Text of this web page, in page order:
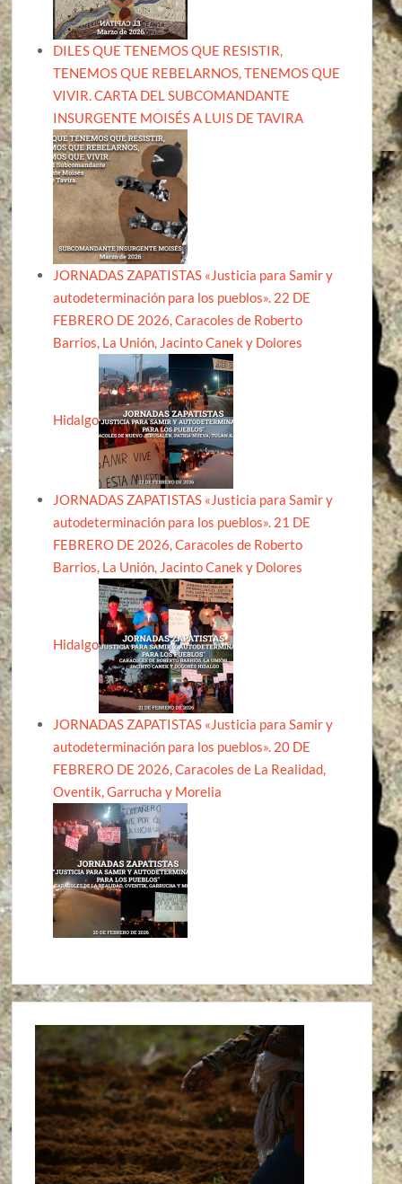
DILES QUE TENEMOS QUE RESISTIR,
TENEMOS QUE REBELARNOS, TENEMOS QUE
VIVIR. CARTA DEL SUBCOMANDANTE
INSURGENTE MOISÉS A LUIS DE TAVIRA
JORNADAS ZAPATISTAS «Justicia para Samir y
autodeterminación para los pueblos». 22 DE
FEBRERO DE 2026, Caracoles de Roberto
Barrios, La Unión, Jacinto Canek y Dolores
Hidalgo
JORNADAS ZAPATISTAS «Justicia para Samir y
autodeterminación para los pueblos». 21 DE
FEBRERO DE 2026, Caracoles de Roberto
Barrios, La Unión, Jacinto Canek y Dolores
Hidalgo
JORNADAS ZAPATISTAS «Justicia para Samir y
autodeterminación para los pueblos». 20 DE
FEBRERO DE 2026, Caracoles de La Realidad,
Oventik, Garrucha y Morelia